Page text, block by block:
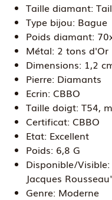
Taille diamant:
Type bijou: Bague
Poids diamant:
Métal: 2 tons d'Or
Dimensions: 1,2
Pierre: Diamants
Ecrin: CBBO
Taille doigt: T54,
Certificat: CBBO
Etat: Excellent
Poids: 6,8 G
Disponible/Visible:
Jacques
Genre: Moderne